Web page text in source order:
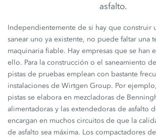
asfalto.
Independientemente de si hay que construir
sanear uno ya existente, no puede faltar una
maquinaria fiable. Hay empresas que se han
ello. Para la construcción o el saneamiento
pistas de pruebas emplean con bastante
instalaciones de Wirtgen Group. Por
pistas se elabora en mezcladoras de
alimentadoras y las extendedoras de asfalto
encargan en muchos circuitos de que la
de asfalto sea máxima. Los compactadores